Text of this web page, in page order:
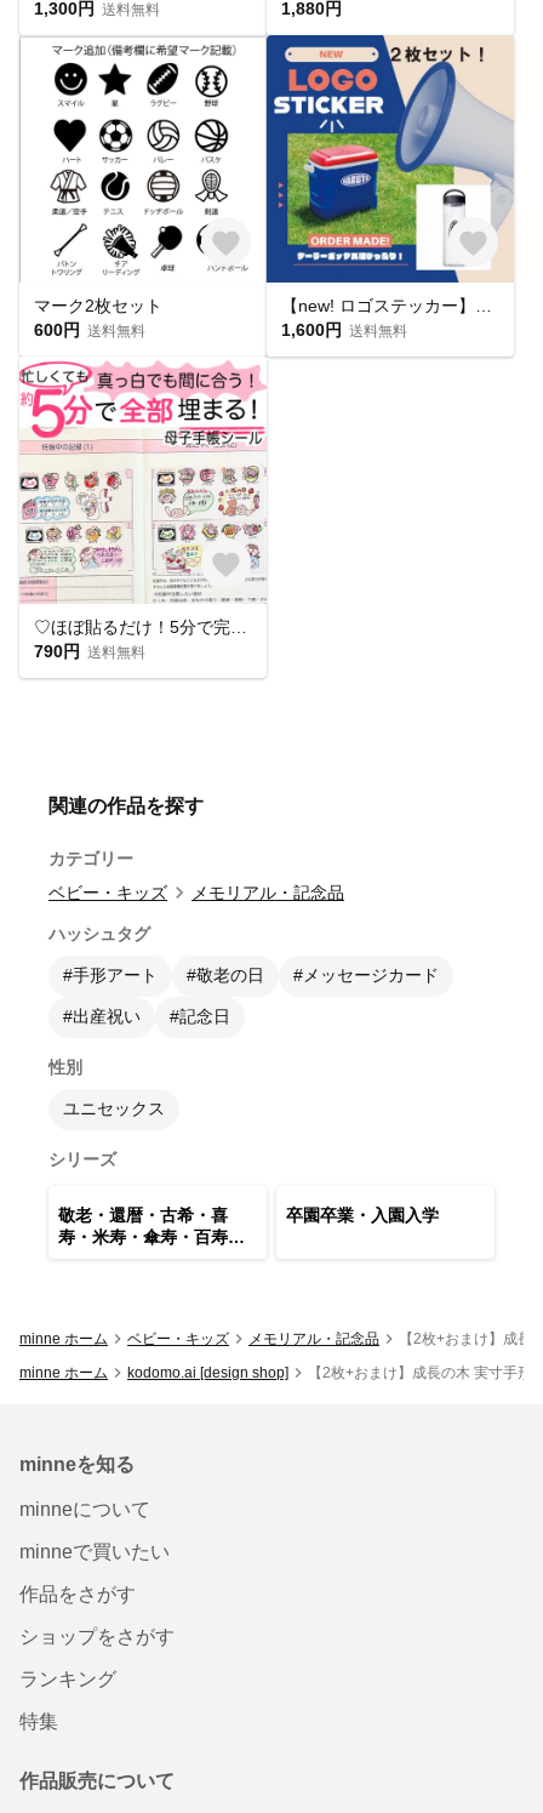
1,300円 送料無料 1,880円
マーク2枚セット
600円 送料無料
1,600円 送料無料
790円 送料無料
関連の作品を探す
カテゴリー
ベビー・キッズ
メモリアル・記念品
ハッシュタグ
#手形アート #敬老の日 #メッセージカード
#出産祝い #記念日
性別
ユニセックス
シリーズ
敬老・還暦・古希・喜
寿・米寿・傘寿・百寿・
金婚・祖父母誕生日
卒園卒業・入園入学
minne ホーム ベビー・キッズ メモリアル・記念品
【2枚+おまけ】成長
minne ホーム
kodomo.ai [design shop] 【2枚+おまけ】成長の木 実寸手形
minneを知る
minneについて
minneで買いたい
作品をさがす
ショップをさがす
ランキング
特集
作品販売について